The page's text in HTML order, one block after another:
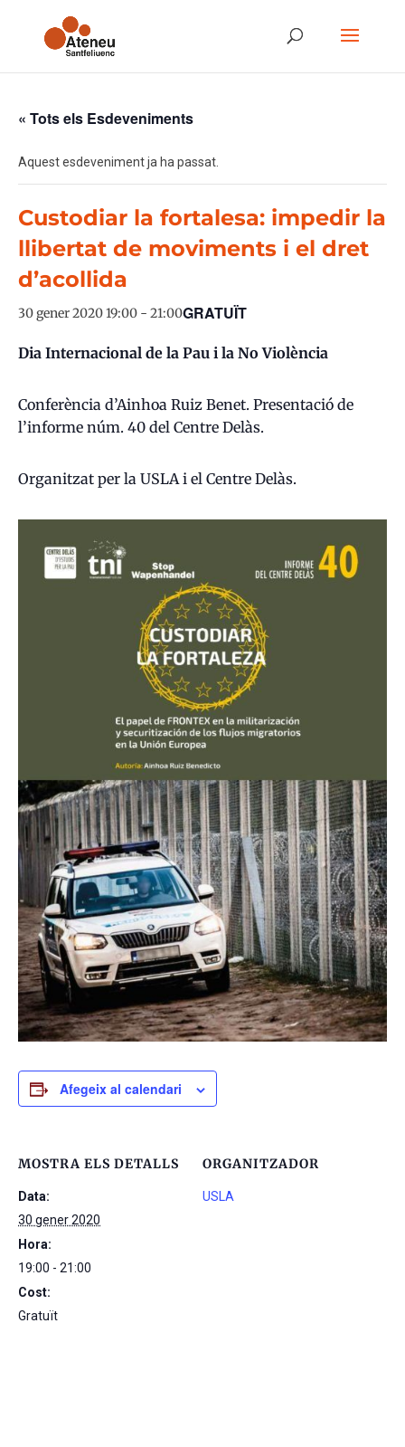
« Tots els Esdeveniments
Aquest esdeveniment ja ha passat.
Custodiar la fortalesa: impedir la
llibertat de moviments i el dret
d’acollida
30 gener 2020 19:00 - 21:00GRATUÏT
Dia Internacional de la Pau i la No Violència
Conferència d’Ainhoa Ruiz Benet. Presentació de
l’informe núm. 40 del Centre Delàs.
Organitzat per la USLA i el Centre Delàs.
Afegeix al calendari
MOSTRA ELS DETALLS
Data:
30 gener 2020
Hora:
19:00 - 21:00
Cost:
Gratuït
ORGANITZADOR
USLA